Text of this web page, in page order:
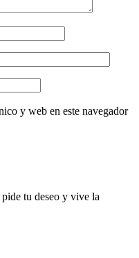
y web en este navegador
tu deseo y vive la